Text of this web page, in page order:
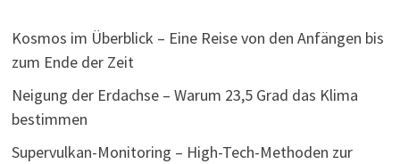
Kosmos im Überblick – Eine Reise von den Anfängen bis
zum Ende der Zeit
Neigung der Erdachse – Warum 23,5 Grad das Klima
bestimmen
Supervulkan-Monitoring – High-Tech-Methoden zur